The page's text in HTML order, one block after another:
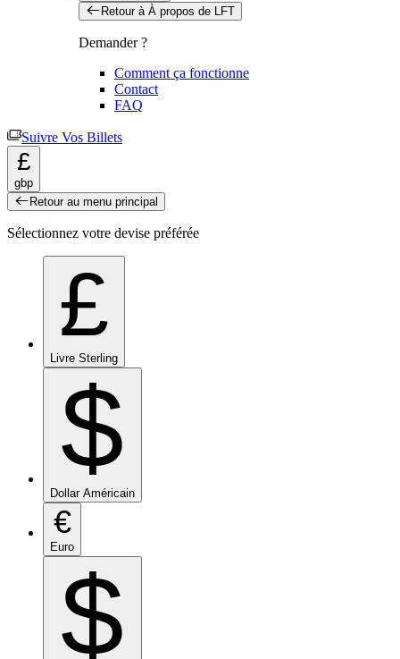
Retour à À propos de LFT
Demander ?
Comment ça fonctionne
Contact
FAQ
Suivre Vos Billets
£
gbp
Retour au menu principal
Sélectionnez votre devise préférée
£
Livre Sterling
$
Dollar Américain
€
Euro
$